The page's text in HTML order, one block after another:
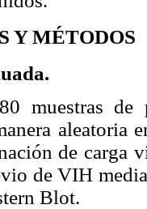
Y MÉTODOS
muestras de
aleatoria
de carga
de VIH
Blot.